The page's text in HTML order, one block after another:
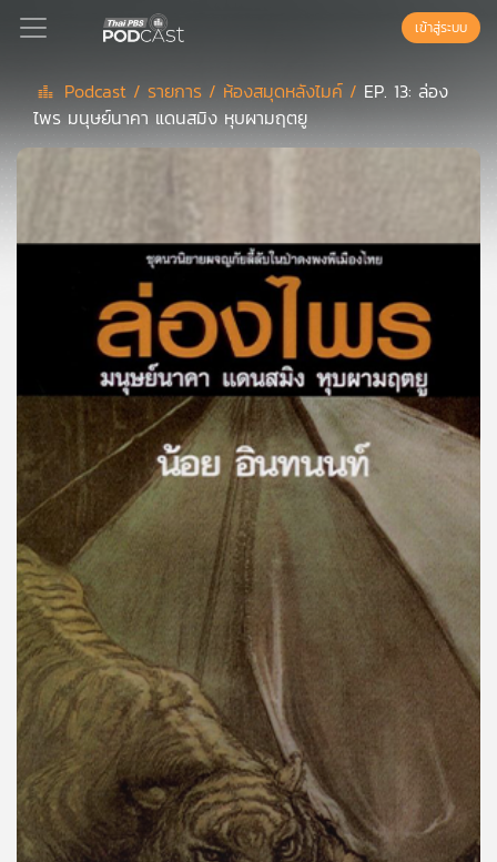
Podcast
ลิ
สต์
ของ
คุณ
เพลง
บทความ
ข่าว
และ
กิจกรรม
เข้าสู่ระบบ
Podcast / รายการ / ห้องสมุดหลังไมค์ / EP. 13: ล่อง
ไพร มนุษย์นาคา แดนสมิง หุบผามฤตยู